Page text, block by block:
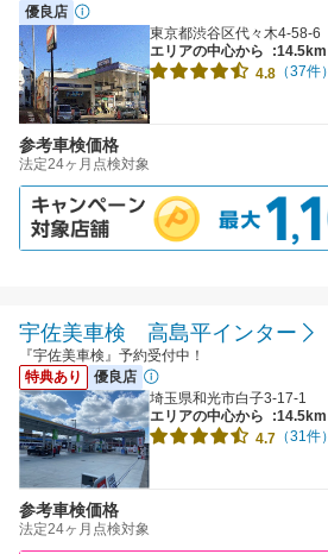
優良店
東京都渋谷区代々木4-58-6
エリアの中心から
:14.5km
4.8 （37件）
参考車検価格
法定24ヶ月点検対象
宇佐美車検 高島平インター
『宇佐美車検』予約受付中！
特典あり
優良店
埼玉県和光市白子3-17-1
エリアの中心から
:14.5km
4.7 （31件）
参考車検価格
法定24ヶ月点検対象